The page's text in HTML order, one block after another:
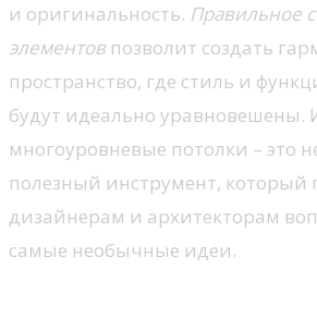
и оригинальность. Правильное
элементов позволит создать
пространство, где стиль и
будут идеально уравновешены.
многоуровневые потолки – это
полезный инструмент, который
дизайнерам и архитекторам
самые необычные идеи.